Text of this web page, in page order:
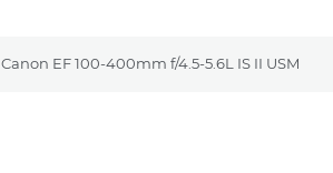
Canon EF 100-400mm f/4.5-5.6L IS II USM